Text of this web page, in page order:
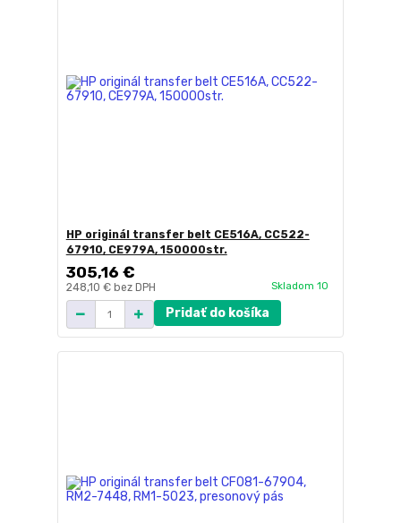
HP originál transfer belt CE516A, CC522-
67910, CE979A, 150000str.
305,16 €
248,10 € bez DPH Skladom 10
Pridať do košíka